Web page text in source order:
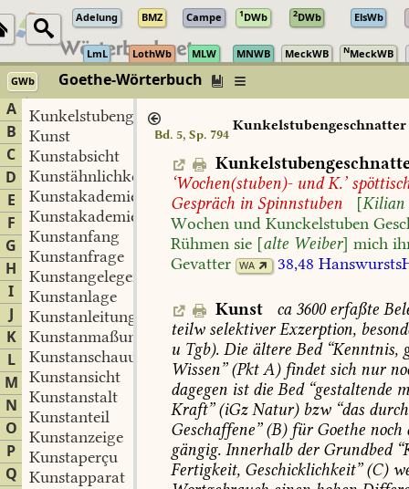
Adelung BMZ Campe 1DWb 2DWb ElsWb
LmL LothWb MLW MNWB MeckWB NMeckWB
GWb
Goethe-Wörterbuch
A
B
C
D
E
F
G
H
I
J
K
L
M
N
O
P
Q
Kunkelstubengeschnatter
Kunst
Kunstabsicht
Kunstähnlichkeit
Kunstakademie
Kunstakademieeinrichtung
Kunstanfang
Kunstanfrage
Kunstangelegenheit
Kunstanlage
Kunstanleitung
Kunstanmaßung
Kunstanschauung
Kunstansicht
Kunstanstalt
Kunstanteil
Kunstanzeige
Kunstaperçu
Kunstapparat
Bd. 5, Sp. 794
Kunkelstubengeschnatter
‘Wochen(stuben)-undK.’
Gespräch in Spinnstuben [Kilian
Wochen und Kunckelstuben
Rühmen sie [alte Weiber] mich
Gevatter WA 38,48
Kunst ca3600erfaßte
teilwselektiverExzerption,
u Tgb). Die ältere Bed“Kenntnis,
Wissen”(PktA)findetsich nur
dagegen istdie Bed“gestaltende
Kraft”(iGzNatur)bzw“das durch
Geschaffene”(B)fürGoethe noch
gängig. InnerhalbderGrundbed
Fertigkeit, Geschicklichkeit”(C)